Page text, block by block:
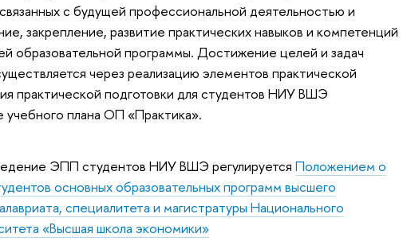
с будущей профессиональной деятельностью и
закрепление, развитие практических навыков и компетенций
образовательной программы. Достижение целей и задач
через реализацию элементов практической
практической подготовки для студентов НИУ ВШЭ
учебного плана ОП «Практика».
ЭПП студентов НИУ ВШЭ регулируетсяПоложением о
основных образовательных программ высшего
специалитета и магистратуры Национального
«Высшая школа экономики»